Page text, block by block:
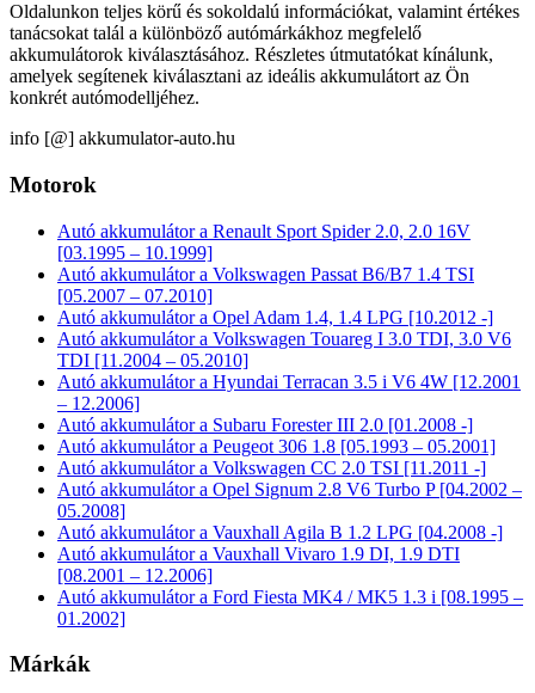
Oldalunkon teljes körű és sokoldalú információkat, valamint értékes
tanácsokat talál a különböző autómárkákhoz megfelelő
akkumulátorok kiválasztásához. Részletes útmutatókat kínálunk,
amelyek segítenek kiválasztani az ideális akkumulátort az Ön
konkrét autómodelljéhez.
info [@] akkumulator-auto.hu
Motorok
Autó akkumulátor a Renault Sport Spider 2.0, 2.0 16V
[03.1995 – 10.1999]
Autó akkumulátor a Volkswagen Passat B6/B7 1.4 TSI
[05.2007 – 07.2010]
Autó akkumulátor a Opel Adam 1.4, 1.4 LPG [10.2012 -]
Autó akkumulátor a Volkswagen Touareg I 3.0 TDI, 3.0 V6
TDI [11.2004 – 05.2010]
Autó akkumulátor a Hyundai Terracan 3.5 i V6 4W [12.2001
– 12.2006]
Autó akkumulátor a Subaru Forester III 2.0 [01.2008 -]
Autó akkumulátor a Peugeot 306 1.8 [05.1993 – 05.2001]
Autó akkumulátor a Volkswagen CC 2.0 TSI [11.2011 -]
Autó akkumulátor a Opel Signum 2.8 V6 Turbo P [04.2002 –
05.2008]
Autó akkumulátor a Vauxhall Agila B 1.2 LPG [04.2008 -]
Autó akkumulátor a Vauxhall Vivaro 1.9 DI, 1.9 DTI
[08.2001 – 12.2006]
Autó akkumulátor a Ford Fiesta MK4 / MK5 1.3 i [08.1995 –
01.2002]
Márkák